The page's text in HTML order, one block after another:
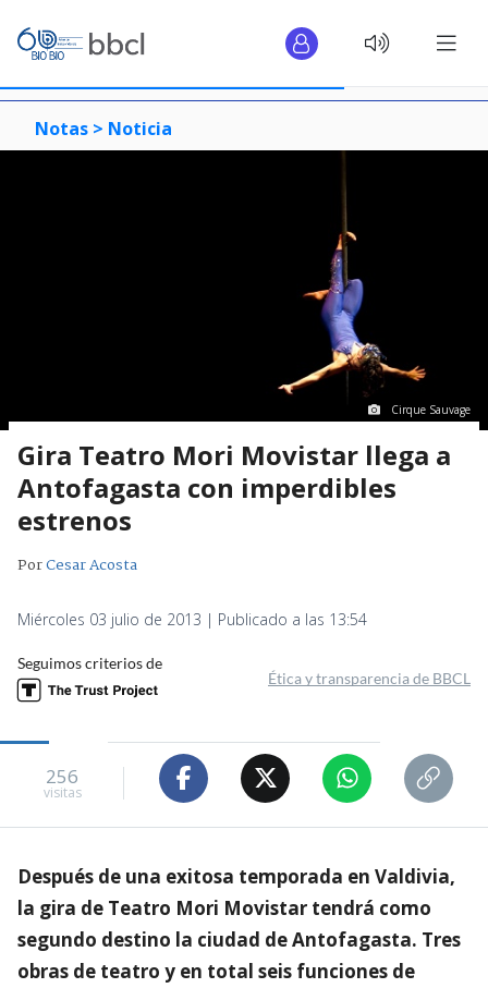
Notas > Noticia
Cirque Sauvage
Gira Teatro Mori Movistar llega a
Antofagasta con imperdibles
estrenos
PorCesar Acosta
Miércoles 03 julio de 2013 | Publicado a las 13:54
Seguimos criterios de
Ética y transparencia de BBCL
256
visitas
Después de una exitosa temporada en Valdivia,
la gira de Teatro Mori Movistar tendrá como
segundo destino la ciudad de Antofagasta. Tres
obras de teatro y en total seis funciones de